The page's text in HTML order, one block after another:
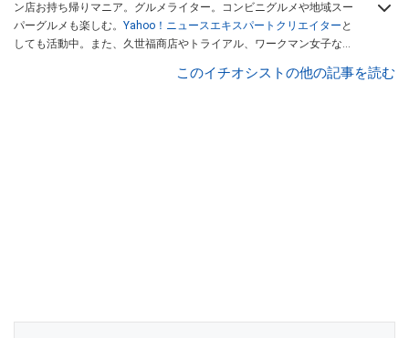
ン店お持ち帰りマニア。グルメライター。コンビニグルメや地域スー
パーグルメも楽しむ。 Yahoo！ニュースエキスパートクリエイター と
しても活動中。また、久世福商店やトライアル、ワークマン女子など
、集英社「週刊プレイボーイ」、宝島
このイチオシストの他の記事を読む